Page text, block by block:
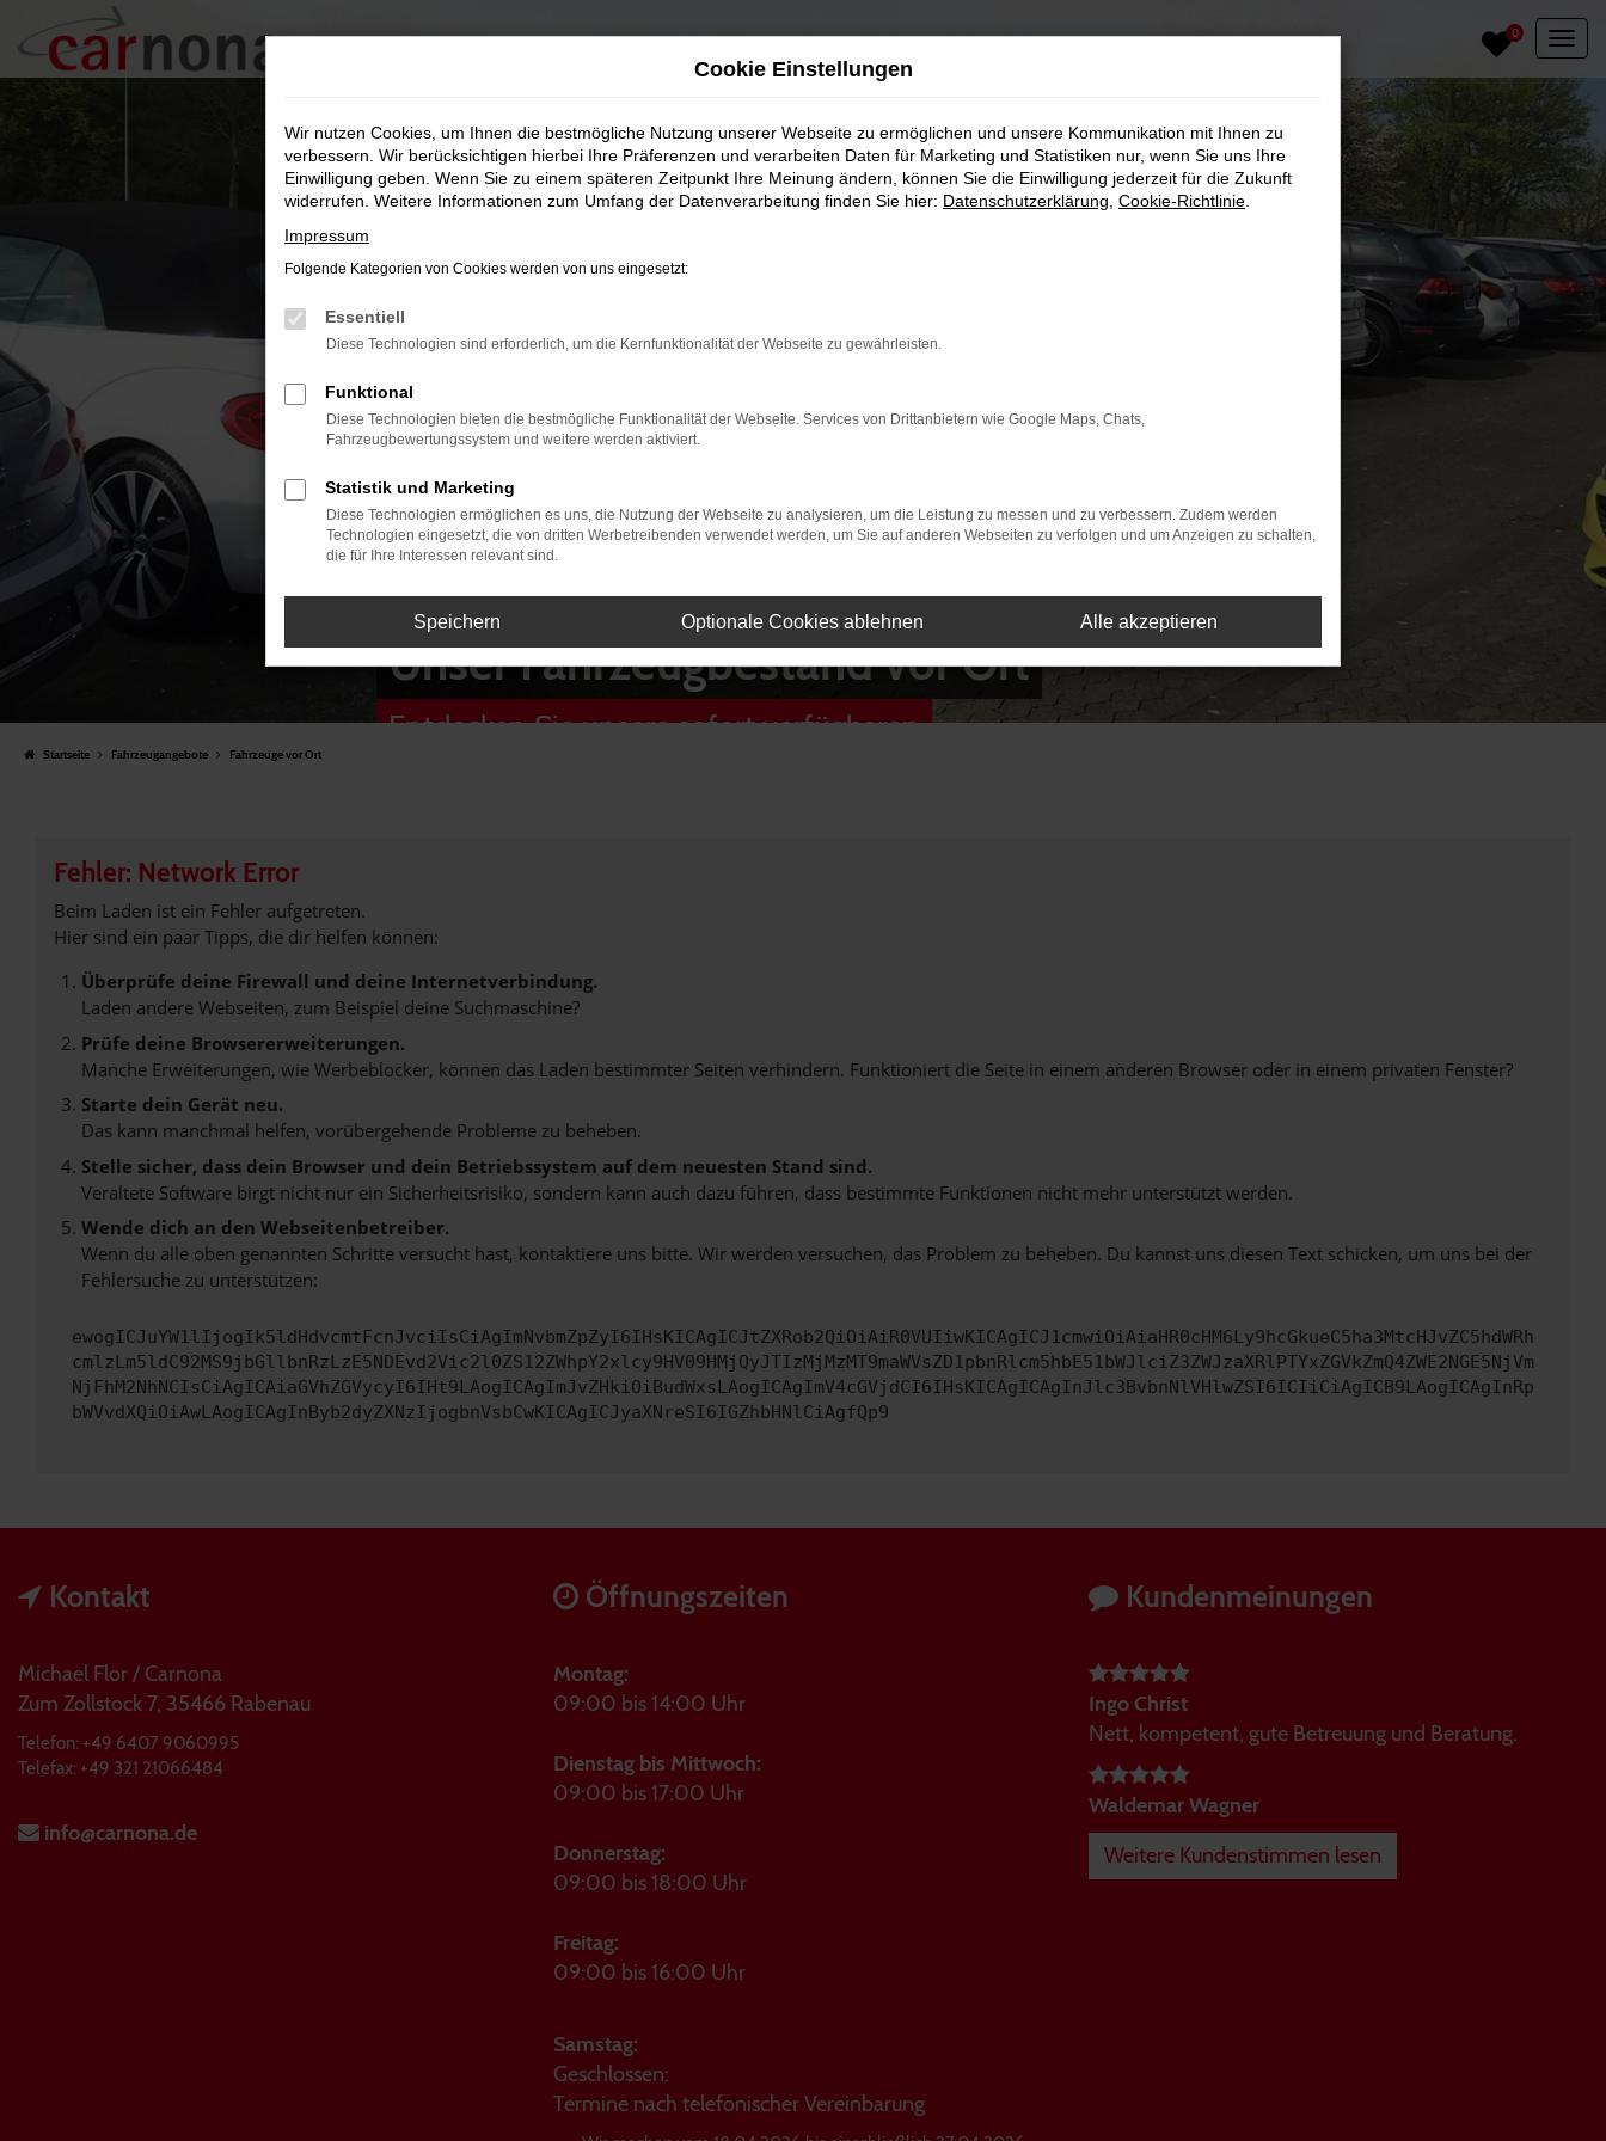
Zum
Hauptinhalt
springen
0
Unser Fahrzeugbestand vor Ort
Entdecken Sie unsere sofort verfügbaren
Startseite Fahrzeugangebote Fahrzeuge vor Ort
Fehler: Network Error
Beim Laden ist ein Fehler aufgetreten.
Hier sind ein paar Tipps, die dir helfen können:
Überprüfe deine Firewall und deine Internetverbindung.
Laden andere Webseiten, zum Beispiel deine Suchmaschine?
Prüfe deine Browsererweiterungen.
Manche Erweiterungen, wie Werbeblocker, können das Laden bestimmter Seiten verhindern. Funktioniert die Seite in einem anderen Browser oder in einem privaten Fenster?
Starte dein Gerät neu.
Das kann manchmal helfen, vorübergehende Probleme zu beheben.
Stelle sicher, dass dein Browser und dein Betriebssystem auf dem neuesten Stand sind.
Veraltete Software birgt nicht nur ein Sicherheitsrisiko, sondern kann auch dazu führen, dass bestimmte Funktionen nicht mehr unterstützt werden.
Wende dich an den Webseitenbetreiber.
Wenn du alle oben genannten Schritte versucht hast, kontaktiere uns bitte. Wir werden versuchen, das Problem zu beheben. Du kannst uns diesen Text schicken, um uns bei der
Fehlersuche zu unterstützen:
ewogICJuYW1lIjogIk5ldHdvcmtFcnJvciIsCiAgImNvbmZpZyI6IHsKICAgICJtZXRob2QiOiAiR0VUIiwKICAgICJ1cmwiOiAiaHR0cHM6Ly9hcGkueC5ha3MtcHJvZC5hdWRh
cmlzLm5ldC92MS9jbGllbnRzLzE5NDEvd2Vic2l0ZS12ZWhpY2xlcy9HV09HMjQyJTIzMjMzMT9maWVsZD1pbnRlcm5hbE51bWJlciZ3ZWJzaXRlPTYxZGVkZmQ4ZWE2NGE5NjVm
NjFhM2NhNCIsCiAgICAiaGVhZGVycyI6IHt9LAogICAgImJvZHkiOiBudWxsLAogICAgImV4cGVjdCI6IHsKICAgICAgInJlc3BvbnNlVHlwZSI6ICIiCiAgICB9LAogICAgInRp
bWVvdXQiOiAwLAogICAgInByb2dyZXNzIjogbnVsbCwKICAgICJyaXNreSI6IGZhbHNlCiAgfQp9
Kontakt
Michael Flor / Carnona
Zum Zollstock 7, 35466 Rabenau
Telefon: +49 6407 9060995
Telefax: +49 321 21066484
info@carnona.de
Öffnungszeiten
Montag:
09:00 bis 14:00 Uhr
Dienstag bis Mittwoch:
09:00 bis 17:00 Uhr
Donnerstag:
09:00 bis 18:00 Uhr
Freitag:
09:00 bis 16:00 Uhr
Samstag:
Geschlossen:
Termine nach telefonischer Vereinbarung
Kundenmeinungen
Ingo Christ
Nett, kompetent, gute Betreuung und Beratung.
Waldemar Wagner
Weitere Kundenstimmen lesen
Cookie Einstellungen
Wir nutzen Cookies, um Ihnen die bestmögliche Nutzung unserer Webseite zu ermöglichen und unsere Kommunikation mit Ihnen zu
verbessern. Wir berücksichtigen hierbei Ihre Präferenzen und verarbeiten Daten für Marketing und Statistiken nur, wenn Sie uns Ihre
Einwilligung geben. Wenn Sie zu einem späteren Zeitpunkt Ihre Meinung ändern, können Sie die Einwilligung jederzeit für die Zukunft
widerrufen. Weitere Informationen zum Umfang der Datenverarbeitung finden Sie hier: Datenschutzerklärung Cookie-Richtlinie
Impressum
Folgende Kategorien von Cookies werden von uns eingesetzt:
Essentiell
Diese Technologien sind erforderlich, um die Kernfunktionalität der Webseite zu gewährleisten.
Funktional
Diese Technologien bieten die bestmögliche Funktionalität der Webseite. Services von Drittanbietern wie Google Maps, Chats,
Fahrzeugbewertungssystem und weitere werden aktiviert.
Statistik und Marketing
Diese Technologien ermöglichen es uns, die Nutzung der Webseite zu analysieren, um die Leistung zu messen und zu verbessern. Zudem werden
Technologien eingesetzt, die von dritten Werbetreibenden verwendet werden, um Sie auf anderen Webseiten zu verfolgen und um Anzeigen zu schalten,
die für Ihre Interessen relevant sind.
Speichern Optionale Cookies ablehnen Alle akzeptieren